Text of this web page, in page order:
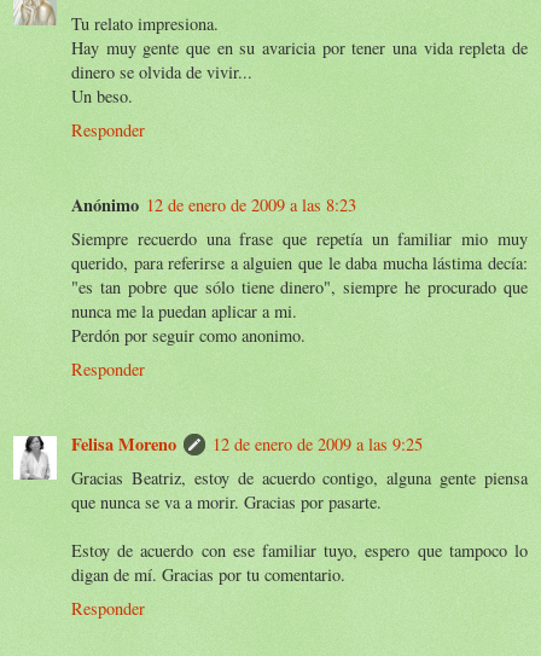
Tu relato impresiona.
Hay muy gente que en su avaricia por tener una vida repleta de
dinero se olvida de vivir...
Un beso.
Responder
Anónimo 12 de enero de 2009 a las 8:23
Siempre recuerdo una frase que repetía un familiar mio muy
querido, para referirse a alguien que le daba mucha lástima decía:
"es tan pobre que sólo tiene dinero", siempre he procurado que
nunca me la puedan aplicar a mi.
Perdón por seguir como anonimo.
Responder
Felisa Moreno
12 de enero de 2009 a las 9:25
Gracias Beatriz, estoy de acuerdo contigo, alguna gente piensa
que nunca se va a morir. Gracias por pasarte.
Estoy de acuerdo con ese familiar tuyo, espero que tampoco lo
digan de mí. Gracias por tu comentario.
Responder